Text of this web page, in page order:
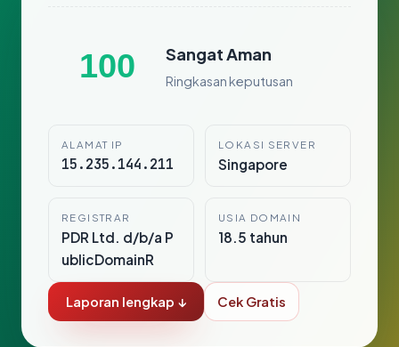
100 Sangat Aman
Ringkasan keputusan
ALAMAT IP
15.235.144.211
LOKASI SERVER
Singapore
REGISTRAR
PDR Ltd. d/b/a P
ublicDomainR
USIA DOMAIN
18.5 tahun
Laporan lengkap ↓ Cek Gratis